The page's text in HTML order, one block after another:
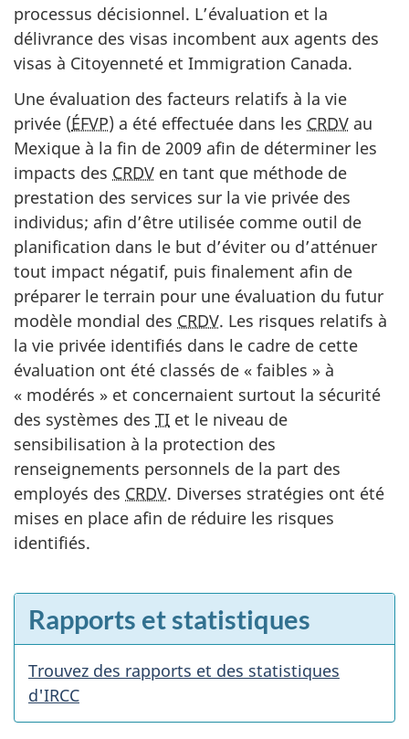
processus décisionnel. L’évaluation et la
délivrance des visas incombent aux agents des
visas à Citoyenneté et Immigration Canada.
Une évaluation des facteurs relatifs à la vie
privée (ÉFVP) a été effectuée dans les CRDV au
Mexique à la fin de 2009 afin de déterminer les
impacts des CRDV en tant que méthode de
prestation des services sur la vie privée des
individus; afin d’être utilisée comme outil de
planification dans le but d’éviter ou d’atténuer
tout impact négatif, puis finalement afin de
préparer le terrain pour une évaluation du futur
modèle mondial des CRDV. Les risques relatifs à
la vie privée identifiés dans le cadre de cette
évaluation ont été classés de « faibles » à
« modérés » et concernaient surtout la sécurité
des systèmes des TI et le niveau de
sensibilisation à la protection des
renseignements personnels de la part des
employés des CRDV. Diverses stratégies ont été
mises en place afin de réduire les risques
identifiés.
E
n
v
e
Rapports et statistiques
Trouvez des rapports et des statistiques
d'IRCC